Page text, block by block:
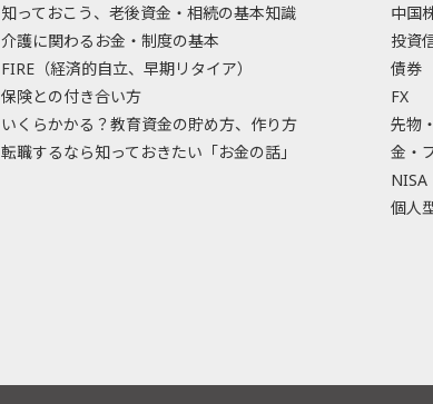
知っておこう、老後資金・相続の基本知識
介護に関わるお金・制度の基本
FIRE（経済的自立、早期リタイア）
保険との付き合い方
いくらかかる？教育資金の貯め方、作り方
転職するなら知っておきたい「お金の話」
中国
投資
債券
FX
先物
金・
NISA
個人